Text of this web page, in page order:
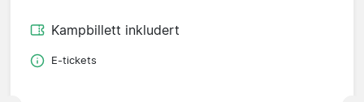
Kampbillett inkludert
E-tickets